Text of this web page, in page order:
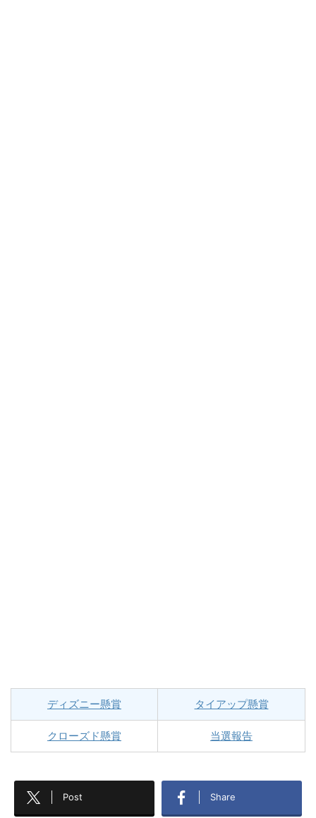
ディズニー懸賞 タイアップ懸賞
クローズド懸賞 当選報告
Post Share